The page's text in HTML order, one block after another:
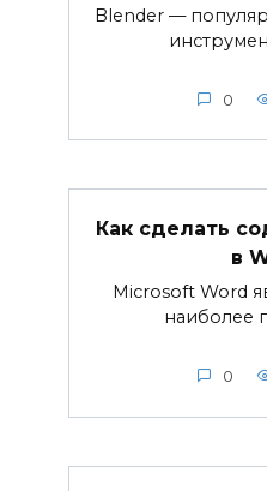
Blender —
0
Как сделать
в
Microsoft Word
наиболее
0